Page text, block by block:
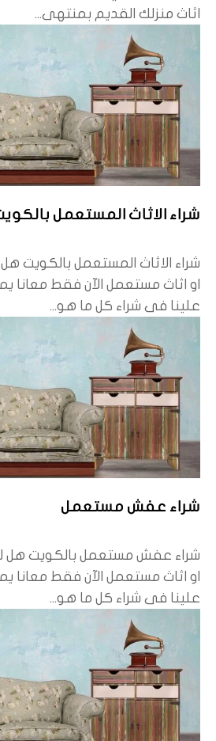
اثاث منزلك القديم بمنتهى...
شراء الاثاث المستعمل
شراء الاثاث المستعمل بالكويت
او اثاث مستعمل الآن فقط معانا
علينا فى شراء كل ما هو...
شراء عفش مستعمل
شراء عفش مستعمل بالكويت هل
او اثاث مستعمل الآن فقط معانا
علينا فى شراء كل ما هو...